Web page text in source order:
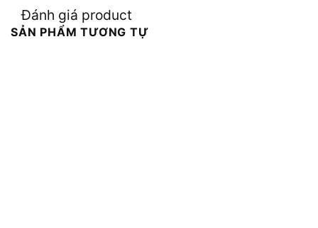
Đánh giá product
SẢN PHẨM TƯƠNG TỰ